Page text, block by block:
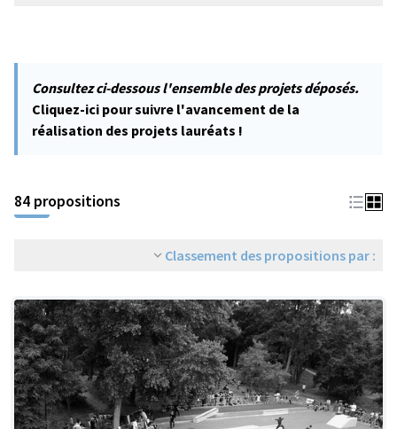
Consultez ci-dessous l'ensemble des projets déposés.
Cliquez-ici pour suivre l'avancement de la
réalisation des projets lauréats !
84 propositions
Classement des propositions par :